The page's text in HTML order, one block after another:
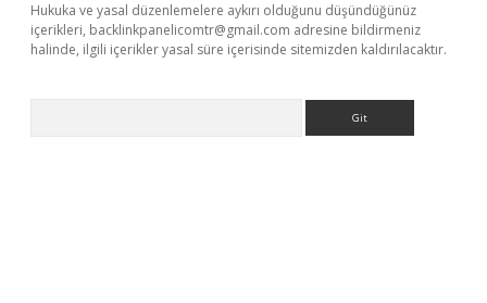
Hukuka ve yasal düzenlemelere aykırı olduğunu düşündüğünüz
içerikleri, backlinkpanelicomtr@gmail.com adresine bildirmeniz
halinde, ilgili içerikler yasal süre içerisinde sitemizden kaldırılacaktır.